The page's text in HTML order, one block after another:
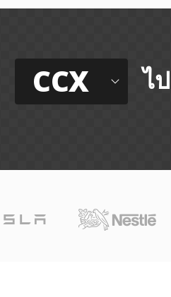
CCX ไ